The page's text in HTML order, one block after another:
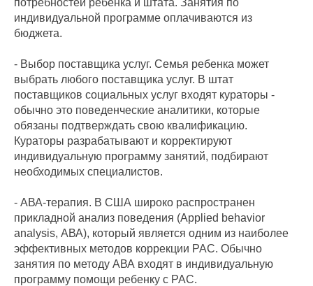
потребностей ребенка и штата. Занятия по
индивидуальной программе оплачиваются из
бюджета.
- Выбор поставщика услуг. Семья ребенка может
выбрать любого поставщика услуг. В штат
поставщиков социальных услуг входят кураторы -
обычно это поведенческие аналитики, которые
обязаны подтверждать свою квалификацию.
Кураторы разрабатывают и корректируют
индивидуальную программу занятий, подбирают
необходимых специалистов.
- АВА-терапия. В США широко распространен
прикладной анализ поведения (Applied behavior
analysis, АВА), который является одним из наиболее
эффективных методов коррекции РАС. Обычно
занятия по методу АВА входят в индивидуальную
программу помощи ребенку с РАС.